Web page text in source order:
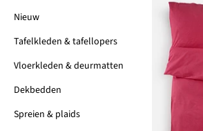
Nieuw
Tafelkleden & tafellopers
Vloerkleden & deurmatten
Dekbedden
Spreien & plaids